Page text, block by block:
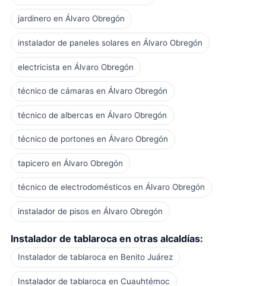
jardinero en Álvaro Obregón
instalador de paneles solares en Álvaro Obregón
electricista en Álvaro Obregón
técnico de cámaras en Álvaro Obregón
técnico de albercas en Álvaro Obregón
técnico de portones en Álvaro Obregón
tapicero en Álvaro Obregón
técnico de electrodomésticos en Álvaro Obregón
instalador de pisos en Álvaro Obregón
Instalador de tablaroca en otras alcaldías:
Instalador de tablaroca en Benito Juárez
Instalador de tablaroca en Cuauhtémoc